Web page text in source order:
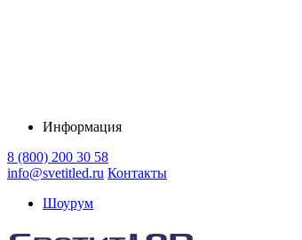
Информация
8 (800) 200 30 58
info@svetitled.ru Контакты
Шоурум